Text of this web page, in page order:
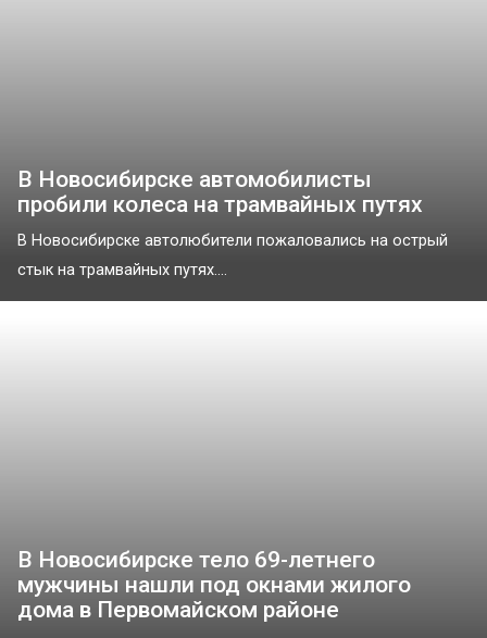
В Новосибирске автомобилисты
пробили колеса на трамвайных путях
В Новосибирске автолюбители пожаловались на острый
стык на трамвайных путях....
В Новосибирске тело 69-летнего
мужчины нашли под окнами жилого
дома в Первомайском районе